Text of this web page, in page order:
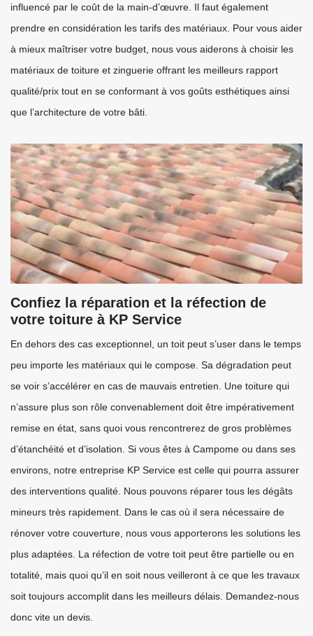
influencé par le coût de la main-d’œuvre. Il faut également
prendre en considération les tarifs des matériaux. Pour vous aider
à mieux maîtriser votre budget, nous vous aiderons à choisir les
matériaux de toiture et zinguerie offrant les meilleurs rapport
qualité/prix tout en se conformant à vos goûts esthétiques ainsi
que l’architecture de votre bâti.
Confiez la réparation et la réfection de
votre toiture à KP Service
En dehors des cas exceptionnel, un toit peut s’user dans le temps
peu importe les matériaux qui le compose. Sa dégradation peut
se voir s’accélérer en cas de mauvais entretien. Une toiture qui
n’assure plus son rôle convenablement doit être impérativement
remise en état, sans quoi vous rencontrerez de gros problèmes
d’étanchéité et d’isolation. Si vous êtes à Campome ou dans ses
environs, notre entreprise KP Service est celle qui pourra assurer
des interventions qualité. Nous pouvons réparer tous les dégâts
mineurs très rapidement. Dans le cas où il sera nécessaire de
rénover votre couverture, nous vous apporterons les solutions les
plus adaptées. La réfection de votre toit peut être partielle ou en
totalité, mais quoi qu’il en soit nous veilleront à ce que les travaux
soit toujours accomplit dans les meilleurs délais. Demandez-nous
donc vite un devis.